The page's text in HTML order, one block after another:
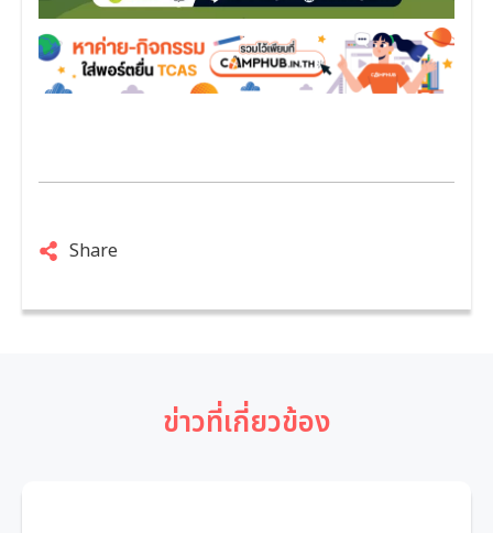
Share
ข่าวที่เกี่ยวข้อง